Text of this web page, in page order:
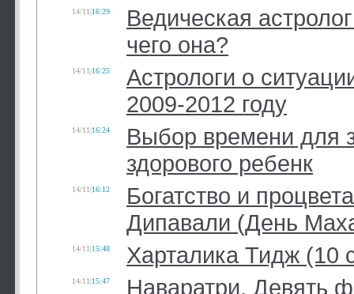
14/11|16:29
Ведическая
чего она?
14/11|16:25
Астрологи о
2009-2012 году
14/11|16:24
Выбор времени для
здорового ребенк
14/11|16:12
Богатство и
Дипавали (День
14/11|15:48 Харталика Тидж (10
14/11|15:47
Наваратри. Девять